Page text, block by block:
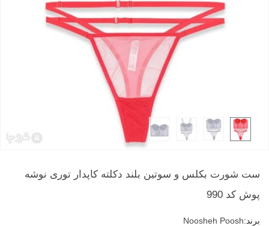
ست شورت بکلس و سوتین بلند دکلته کاپدار توری نوشه
پوش کد 990
برند:Noosheh Poosh